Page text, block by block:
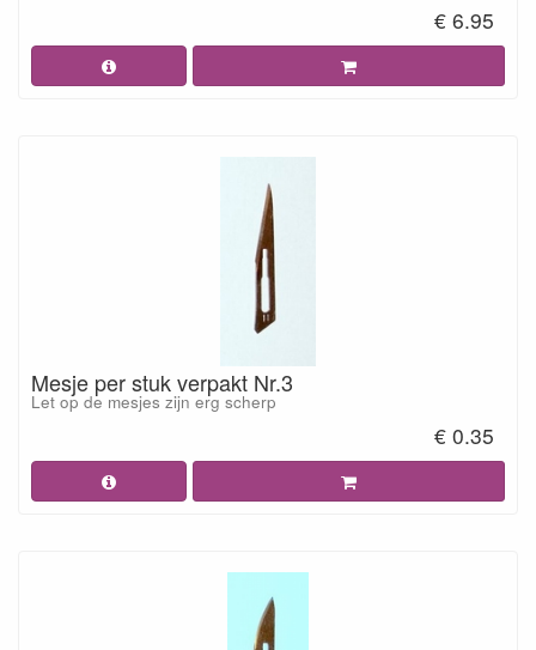
€ 6.95
Mesje per stuk verpakt Nr.3
Let op de mesjes zijn erg scherp
€ 0.35